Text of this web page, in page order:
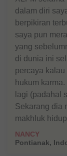
dalam diri
berpikiran
saya pun
yang
di dunia ini
percaya
hukum
lagi (padahal
Sekarang dia
makhluk
NANCY
Pontianak,